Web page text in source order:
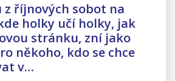
říjnových sobot na
holky učí holky, jak
stránku, zní jako
někoho, kdo se chce
v…